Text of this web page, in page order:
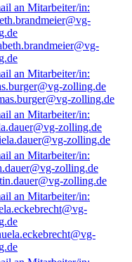
zolling.de
zolling.de
zolling.de